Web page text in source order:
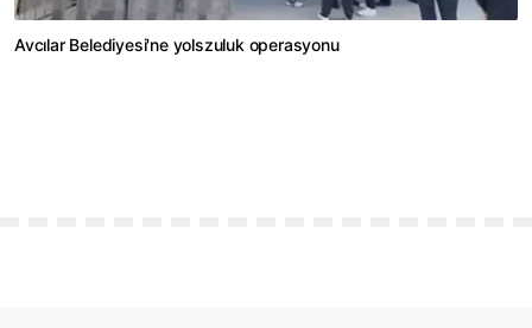
Avcılar Belediyesi'ne yolszuluk operasyonu